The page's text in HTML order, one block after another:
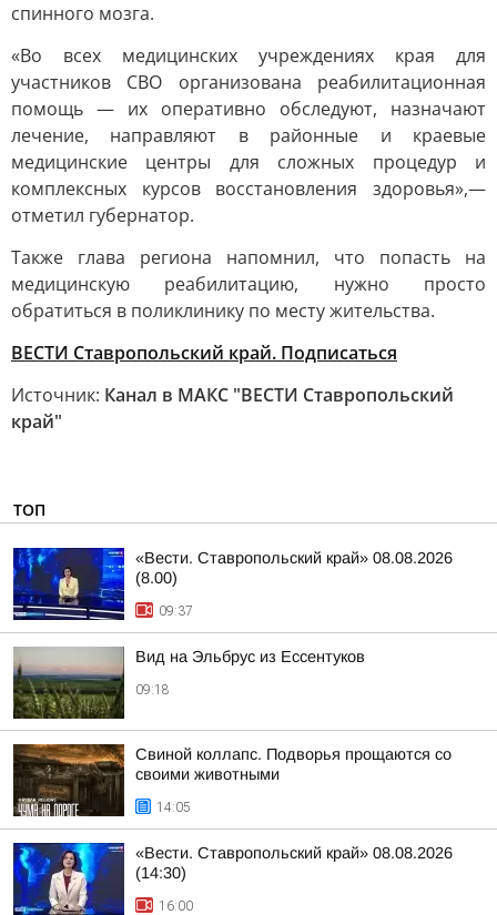
спинного мозга.
«Во всех медицинских учреждениях края для
участников СВО организована реабилитационная
помощь — их оперативно обследуют, назначают
лечение, направляют в районные и краевые
медицинские центры для сложных процедур и
комплексных курсов восстановления здоровья»,—
отметил губернатор.
Также глава региона напомнил, что попасть на
медицинскую реабилитацию, нужно просто
обратиться в поликлинику по месту жительства.
ВЕСТИ Ставропольский край. Подписаться
Источник: Канал в МАКС "ВЕСТИ Ставропольский
край"
ТОП
«Вести. Ставропольский край» 08.08.2026
(8.00)
09:37
Вид на Эльбрус из Ессентуков
09:18
Свиной коллапс. Подворья прощаются со
своими животными
14:05
«Вести. Ставропольский край» 08.08.2026
(14:30)
16:00